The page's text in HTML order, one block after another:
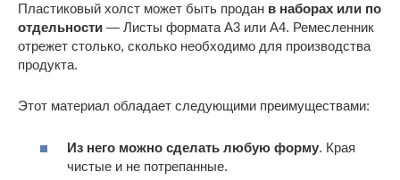
Пластиковый холст может быть продан в наборах или по
отдельности — Листы формата A3 или A4. Ремесленник
отрежет столько, сколько необходимо для производства
продукта.
Этот материал обладает следующими преимуществами:
Из него можно сделать любую форму. Края
чистые и не потрепанные.